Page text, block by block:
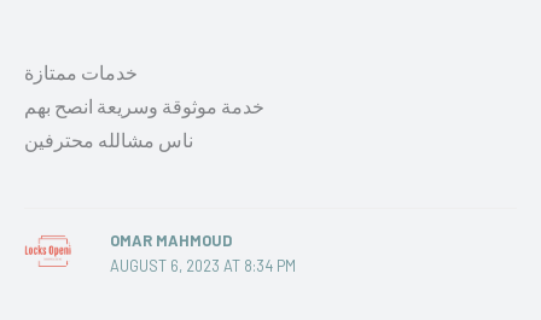
خدمات ممتازة
خدمة موثوقة وسريعة انصح بهم
ناس مشالله محترفين
OMAR MAHMOUD
AUGUST 6, 2023 AT 8:34 PM